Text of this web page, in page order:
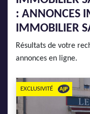
SYNDIC
IMMOBILIER NEUF
ENTREPRISES
DEVENIR FRANCHISÉ
: ANNONCES
IMMOBILIER
Résultats de votre
annonces en ligne.
EXCLUSIVITÉ